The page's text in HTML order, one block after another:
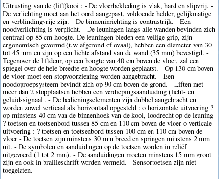
Uitrusting van de (lift)kooi : - De vloerbekleding is vlak, hard en slipvrij. -
De verlichting moet aan het oord aangepast, voldoende helder, gelijkmatige
en verblindingvrije zijn. - De binneninrichting is contrastrijk. - Een
noodverlichting is verplicht. - De leuningen langs alle wanden bevinden zich
centraal op 85 cm hoogte. De leuningen bieden een veilige grip, zijn
ergonomisch gevormd (t.w afgerond of ovaal), hebben een diameter van 30
tot 45 mm en zijn op een lichte afstand van de wand (35 mm) bevestigd. -
Tegenover de liftdeur, op een hoogte van 40 cm boven de vloer, zal een
spiegel over de hele breedte en hoogte worden geplaatst. - Op 130 cm boven
de vloer moet een stopvoorziening worden aangebracht. - Een
noodoproepsysteem bevindt zich op 90 cm boven de grond. - Liften met
meer dan 2 stopplaatsen hebben een verdiepingsaanduiding (licht- en
geluidssignaal . - De bedieningselementen zijn dubbel aangebracht en
worden zowel verticaal als horizontaal opgesteld : o horizontale uitvoering ?
op minstens 40 cm van de binnenhoek van de kooi, loodrecht op de leuning
? toetsen en toetsenbord tussen 85 cm en 110 cm boven de vloer o verticale
uitvoering : ? toetsen en toetsenbord tussen 100 cm en 110 cm boven de
vloer - De toetsen zijn minstens 30 mm breed en springen minstens 2 mm
uit. - De symbolen en aanduidingen op de toetsen worden in reliëf
uitgevoerd (1 tot 2 mm). - De aanduidingen moeten minstens 15 mm groot
zijn en ook in brailleschrift worden vermeld. - Sensortoetsen zijn niet
toegelaten.